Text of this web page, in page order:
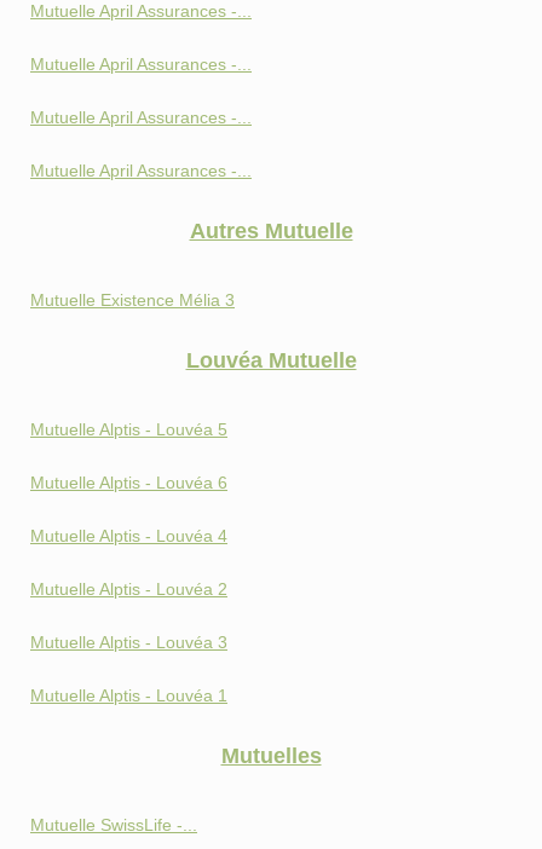
Mutuelle April Assurances -...
Mutuelle April Assurances -...
Mutuelle April Assurances -...
Mutuelle April Assurances -...
Autres Mutuelle
Mutuelle Existence Mélia 3
Louvéa Mutuelle
Mutuelle Alptis - Louvéa 5
Mutuelle Alptis - Louvéa 6
Mutuelle Alptis - Louvéa 4
Mutuelle Alptis - Louvéa 2
Mutuelle Alptis - Louvéa 3
Mutuelle Alptis - Louvéa 1
Mutuelles
Mutuelle SwissLife -...